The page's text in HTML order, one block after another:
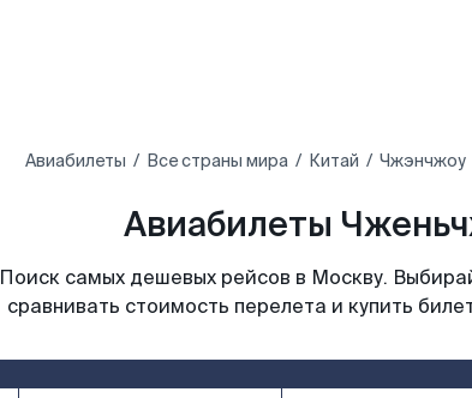
Авиабилеты Все страны мира Китай Чжэнчжоу
Авиабилеты
Поиск самых дешевых рейсов в Москву.
сравнивать стоимость перелета и купить